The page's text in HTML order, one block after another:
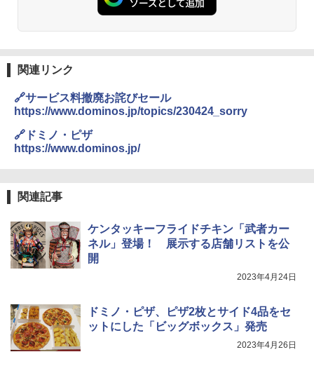
ーリングストック 大人買い おやつカン
パニー
3
国分 tabete だし麺 千葉県産はまぐりだ
し 塩らーめん 108g×10袋 保存食 備蓄
4
￥2,989
￥3,213
付き ブラック MRK-F250TSV(B)
3
高効率 15L 一人暮らし 二人暮らし スチ
ーム調理 フラットテーブル トースト機
ジ 石窯ドーム ER-D80A(K) ブラック 25
0℃ 1段調理 フラットテーブル 電子レン
ジ 赤外線センサー ノンフライ調理 簡単
5
シャープ ウォーターオーブン ヘルシオ
関連リンク
🔗サービス料撤廃お詫びセール
https://www.dominos.jp/topics/230424_sorry
🔗ドミノ・ピザ
https://www.dominos.jp/
関連記事
ケンタッキーフライドチキン「武者カー
ネル」登場！ 展示する店舗リストを公
開
2023年4月24日
ドミノ・ピザ、ピザ2枚とサイド4品をセ
ットにした「ビッグボックス」発売
2023年4月26日